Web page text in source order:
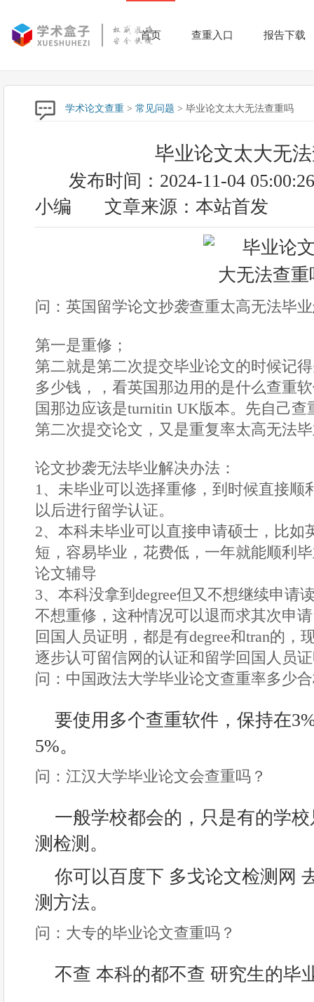
首页 查重入口 报告下载
学术论文查重 > 常见问题 > 毕业论文太大无法查重吗
毕业论文太大无
发布时间：2024-11-04 05:00:26
小编
文章来源：本站首发
问：英国留学论文抄袭查重太高无法毕
第一是重修；
第二就是第二次提交毕业论文的时候记
多少钱，，看英国那边用的是什么查重
国那边应该是turnitin UK版本。先自己
第二次提交论文，又是重复率太高无法
论文抄袭无法毕业解决办法：
1、未毕业可以选择重修，到时候直接顺
以后进行留学认证。
2、本科未毕业可以直接申请硕士，比如
短，容易毕业，花费低，一年就能顺利
论文辅导
3、本科没拿到degree但又不想继续申请
不想重修，这种情况可以退而求其次申
回国人员证明，都是有degree和tran的，
逐步认可留信网的认证和留学回国人员
问：中国政法大学毕业论文查重率多少
要使用多个查重软件，保持在
5%。
问：江汉大学毕业论文会查重吗？
一般学校都会的，只是有的学
测检测。
你可以百度下 多戈论文检测网
测方法。
问：大专的毕业论文查重吗？
不查 本科的都不查 研究生的毕